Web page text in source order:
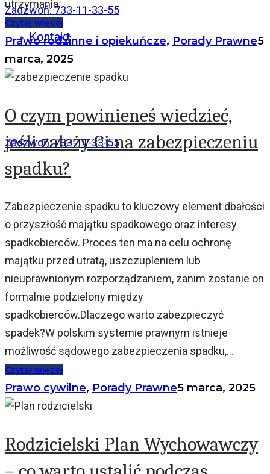
Zadzwoń: 733-11-33-55
Kontakt
Zadzwoń: 733-11-33-55
utrzymania...
Czytaj więcej
Prawo rodzinne i opiekuńcze, Porady Prawne5
marca, 2025
O czym powinieneś wiedzieć,
jeśli zależy Ci na zabezpieczeniu
spadku?
Zabezpieczenie spadku to kluczowy element dbałości
o przyszłość majątku spadkowego oraz interesy
spadkobierców. Proces ten ma na celu ochronę
majątku przed utratą, uszczupleniem lub
nieuprawnionym rozporządzaniem, zanim zostanie on
formalnie podzielony między
spadkobierców.Dlaczego warto zabezpieczyć
spadek?W polskim systemie prawnym istnieje
możliwość sądowego zabezpieczenia spadku,...
Czytaj więcej
Prawo cywilne, Porady Prawne5 marca, 2025
Rodzicielski Plan Wychowawczy